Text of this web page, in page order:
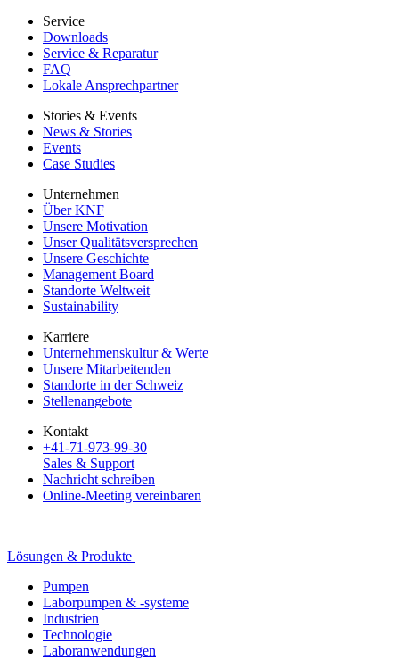
Service
Downloads
Service & Reparatur
FAQ
Lokale Ansprechpartner
Stories & Events
News & Stories
Events
Case Studies
Unternehmen
Über KNF
Unsere Motivation
Unser Qualitätsversprechen
Unsere Geschichte
Management Board
Standorte Weltweit
Sustainability
Karriere
Unternehmenskultur & Werte
Unsere Mitarbeitenden
Standorte in der Schweiz
Stellenangebote
Kontakt
+41-71-973-99-30
Sales & Support
Nachricht schreiben
Online-Meeting vereinbaren
Lösungen & Produkte
Pumpen
Laborpumpen & -systeme
Industrien
Technologie
Laboranwendungen